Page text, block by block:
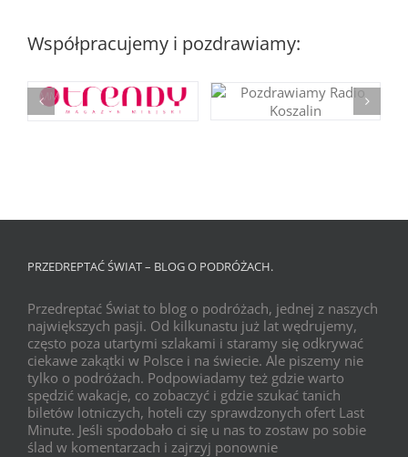
Współpracujemy i pozdrawiamy:
PRZEDREPTAĆ ŚWIAT – BLOG O PODRÓŻACH.
Przedreptać Świat to blog o podróżach, jednej z naszych
największych pasji. Od kilkunastu już lat wędrujemy,
często poza utartymi szlakami i staramy się odkrywać
ciekawe zakątki w Polsce i na świecie. Ale piszemy nie
tylko o podróżach. Podpowiadamy też gdzie warto
spędzić wakacje, co zobaczyć i gdzie szukać tanich
biletów lotniczych, hoteli czy sprawdzonych ofert Last
Minute. Jeśli spodobało ci się u nas to zostaw po sobie
ślad w komentarzach i zajrzyj ponownie